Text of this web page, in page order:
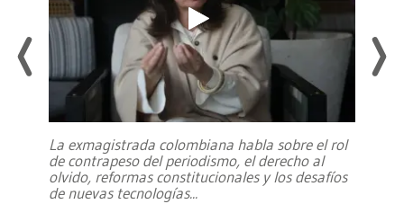
La exmagistrada colombiana habla sobre el rol
de contrapeso del periodismo, el derecho al
olvido, reformas constitucionales y los desafíos
de nuevas tecnologías...